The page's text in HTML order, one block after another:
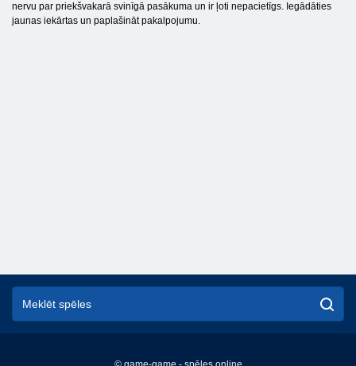
nervu par priekšvakarā svinīgā pasākuma un ir ļoti nepacietīgs. Iegādāties
jaunas iekārtas un paplašināt pakalpojumu.